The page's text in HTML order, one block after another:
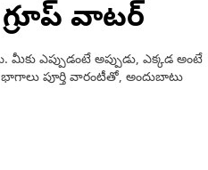
వాటర్
ఎప్పుడంటే అప్పుడు, ఎక్కడ అంటే
పూర్తి వారంటీతో, అందుబాటు